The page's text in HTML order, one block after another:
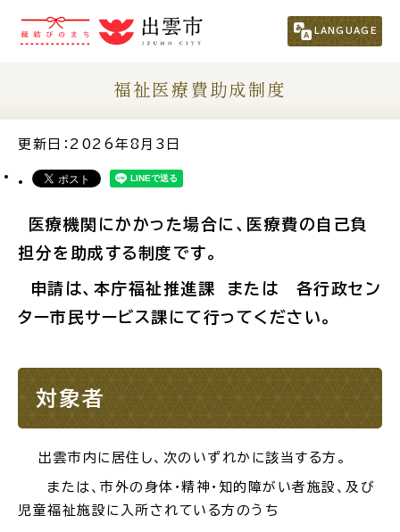
LANGUAGE
市民の方 （くらし・行政・議会）
事業者の方
観光される方
移住・定住をお考えの方
For Foreigners
新着情報一覧
ふるさと納税
場面から 探す
福祉医療費助成制度
更新日：2026年8月3日
医療機関にかかった場合に、医療費の自己負
担分を助成する制度です。
申請は、本庁福祉推進課 または 各行政セン
ター市民サービス課にて行ってください。
対象者
出雲市内に居住し、次のいずれかに該当する方。
または、市外の身体・精神・知的障がい者施設、及び
児童福祉施設に入所されている方のうち